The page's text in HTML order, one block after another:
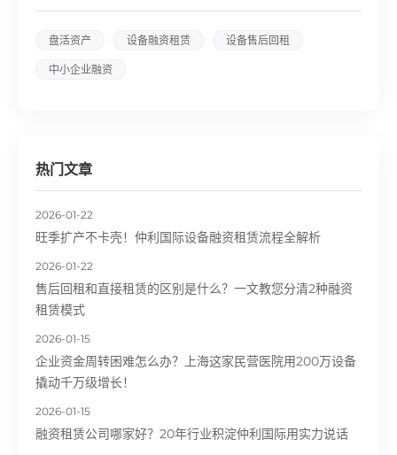
盘活资产 设备融资租赁 设备售后回租
中小企业融资
热门文章
2026-01-22
旺季扩产不卡壳！仲利国际设备融资租赁流程全解析
2026-01-22
售后回租和直接租赁的区别是什么？一文教您分清2种融资
租赁模式
2026-01-15
企业资金周转困难怎么办？上海这家民营医院用200万设备
撬动千万级增长！
2026-01-15
融资租赁公司哪家好？20年行业积淀仲利国际用实力说话